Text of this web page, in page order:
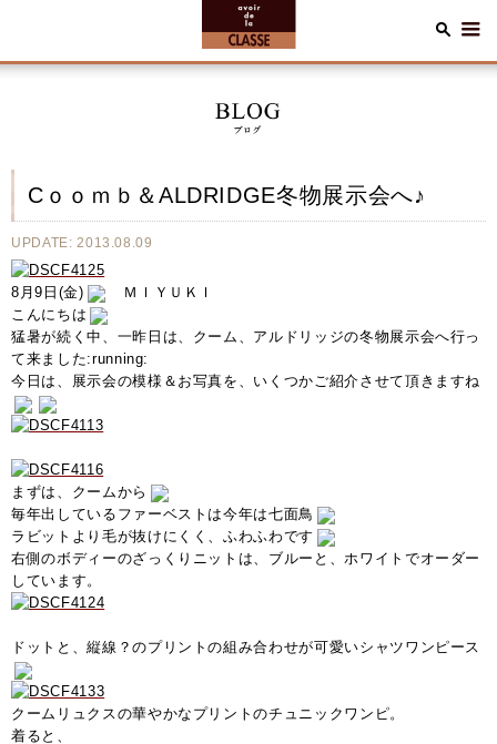
Cｏｏｍｂ＆ALDRIDGE冬物展示会へ♪
UPDATE: 2013.08.09
8月9日(金)
ＭＩＹＵＫＩ
こんにちは
猛暑が続く中、一昨日は、クーム、アルドリッジの冬物展示会へ行っ
て来ました:running:
今日は、展示会の模様＆お写真を、いくつかご紹介させて頂きますね
まずは、クームから
毎年出しているファーベストは今年は七面鳥
ラビットより毛が抜けにくく、ふわふわです
右側のボディーのざっくりニットは、ブルーと、ホワイトでオーダー
しています。
ドットと、縦線？のプリントの組み合わせが可愛いシャツワンピース
クームリュクスの華やかなプリントのチュニックワンピ。
着ると、